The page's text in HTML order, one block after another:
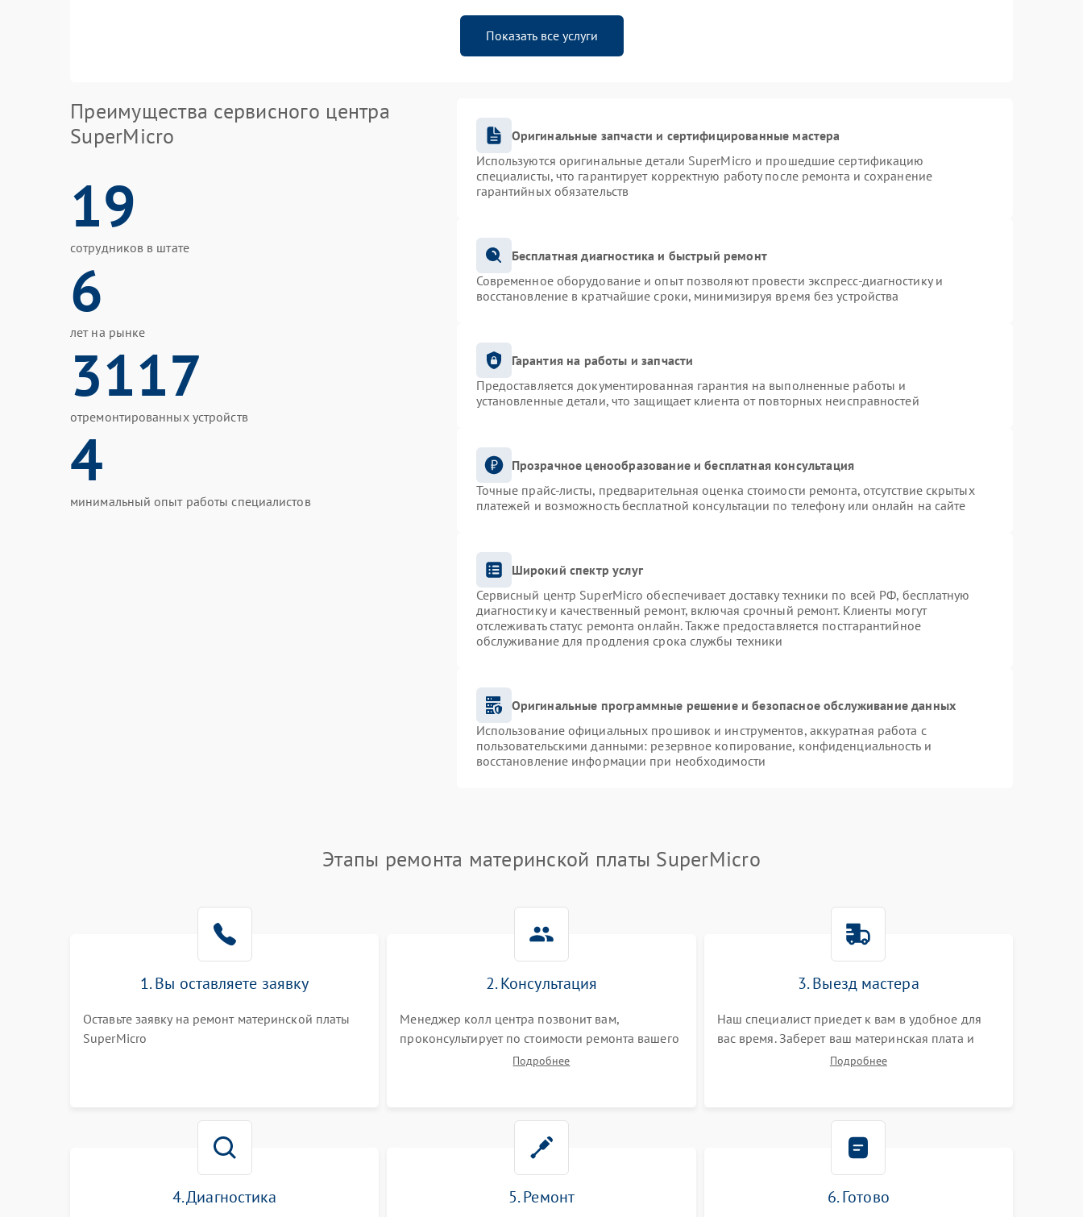
Показать все услуги
Преимущества сервисного центра
SuperMicro
19
сотрудников в штате
6
лет на рынке
3117
отремонтированных устройств
4
минимальный опыт работы специалистов
Оригинальные запчасти и сертифицированные мастера
Используются оригинальные детали SuperMicro и прошедшие сертификацию
специалисты, что гарантирует корректную работу после ремонта и сохранение
гарантийных обязательств
Бесплатная диагностика и быстрый ремонт
Современное оборудование и опыт позволяют провести экспресс-диагностику и
восстановление в кратчайшие сроки, минимизируя время без устройства
Гарантия на работы и запчасти
Предоставляется документированная гарантия на выполненные работы и
установленные детали, что защищает клиента от повторных неисправностей
Прозрачное ценообразование и бесплатная консультация
Точные прайс-листы, предварительная оценка стоимости ремонта, отсутствие скрытых
платежей и возможность бесплатной консультации по телефону или онлайн на сайте
Широкий спектр услуг
Сервисный центр SuperMicro обеспечивает доставку техники по всей РФ, бесплатную
диагностику и качественный ремонт, включая срочный ремонт. Клиенты могут
отслеживать статус ремонта онлайн. Также предоставляется постгарантийное
обслуживание для продления срока службы техники
Оригинальные программные решение и безопасное обслуживание данных
Использование официальных прошивок и инструментов, аккуратная работа с
пользовательскими данными: резервное копирование, конфиденциальность и
восстановление информации при необходимости
Этапы ремонта материнской платы SuperMicro
1. Вы оставляете заявку
Оставьте заявку на ремонт материнской платы
SuperMicro
2. Консультация
Менеджер колл центра позвонит вам,
проконсультирует по стоимости ремонта вашего
материнской платы а также ответит на все ваши
Подробнее
3. Выезд мастера
Наш специалист приедет к вам в удобное для
вас время. Заберет ваш материнская плата и
привезет на склад для диагностики.
Подробнее
4. Диагностика 5. Ремонт 6. Готово